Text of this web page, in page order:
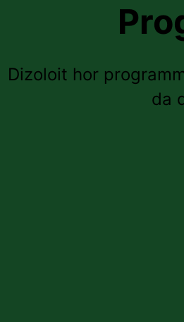
Dizoloit hor
da